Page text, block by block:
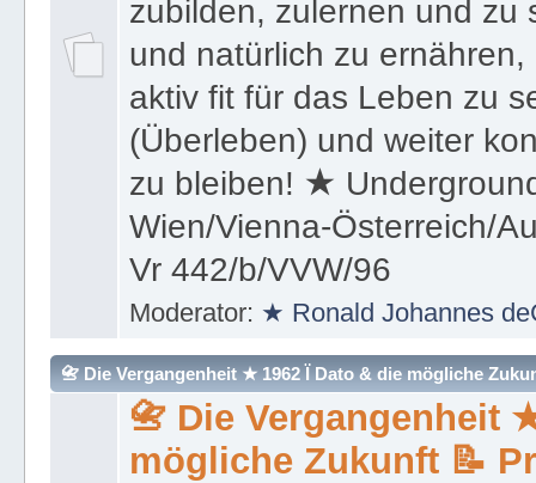
zubilden, zulernen und zu
und natürlich zu
aktiv fit für das Leben zu
(Überleben) und weiter
zu bleiben! ★
Wien/Vienna-Österreich/
Vr 442/b/VVW/96
Moderator: ★ Ronald Johannes
📇 Die Vergangenheit ★ 1962 Ï Dato & die mögliche
📇 Die Vergangenheit
mögliche Zukunft 📝